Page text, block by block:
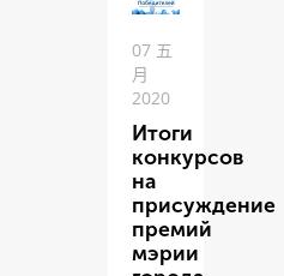
07 五
月
2020
Итоги
конкурсов
на
присуждение
премий
мэрии